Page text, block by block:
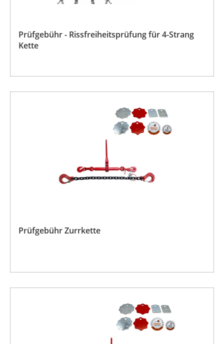
Prüfgebühr - Rissfreiheitsprüfung für 4-Strang
Kette
Prüfgebühr Zurrkette